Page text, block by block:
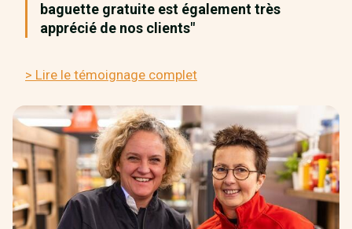
baguette gratuite est également très
apprécié de nos clients"
> Lire le témoignage complet